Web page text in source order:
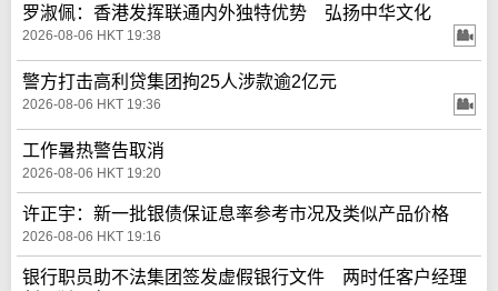
罗淑佩：香港发挥联通内外独特优势 弘扬中华文化
2026-08-06 HKT 19:38
警方打击高利贷集团拘25人涉款逾2亿元
2026-08-06 HKT 19:36
工作暑热警告取消
2026-08-06 HKT 19:20
许正宇：新一批银债保证息率参考市况及类似产品价格
2026-08-06 HKT 19:16
银行职员助不法集团签发虚假银行文件 两时任客户经理